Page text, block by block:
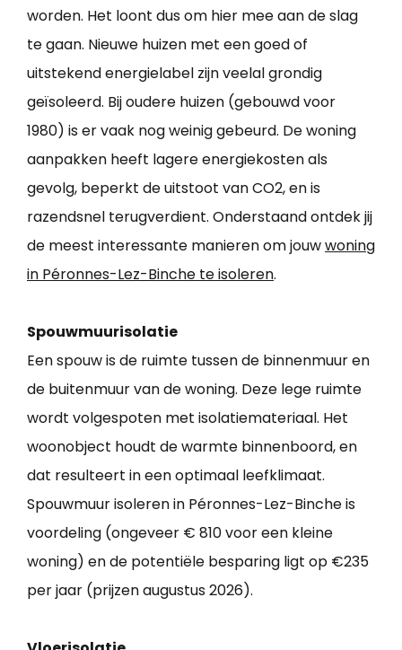
worden. Het loont dus om hier mee aan de slag
te gaan. Nieuwe huizen met een goed of
uitstekend energielabel zijn veelal grondig
geïsoleerd. Bij oudere huizen (gebouwd voor
1980) is er vaak nog weinig gebeurd. De woning
aanpakken heeft lagere energiekosten als
gevolg, beperkt de uitstoot van CO2, en is
razendsnel terugverdient. Onderstaand ontdek jij
de meest interessante manieren om jouwwoning
in Péronnes-Lez-Binche te isoleren.
Spouwmuurisolatie
Een spouw is de ruimte tussen de binnenmuur en
de buitenmuur van de woning. Deze lege ruimte
wordt volgespoten met isolatiemateriaal. Het
woonobject houdt de warmte binnenboord, en
dat resulteert in een optimaal leefklimaat.
Spouwmuur isoleren in Péronnes-Lez-Binche is
voordeling (ongeveer € 810 voor een kleine
woning) en de potentiële besparing ligt op €235
per jaar (prijzen augustus 2026).